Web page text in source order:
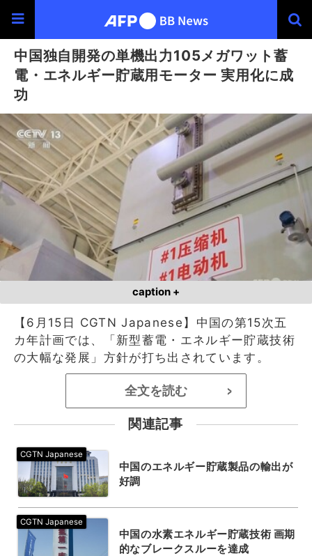
中国独自開発の単機出力105メガワット蓄
電・エネルギー貯蔵用モーター 実用化に成
功
caption +
【6月15日 CGTN Japanese】中国の第15次五
カ年計画では、「新型蓄電・エネルギー貯蔵技術
の大幅な発展」方針が打ち出されています。
全文を読む >
関連記事
中国のエネルギー貯蔵製品の輸出が
好調
中国の水素エネルギー貯蔵技術 画期
的なブレークスルーを達成